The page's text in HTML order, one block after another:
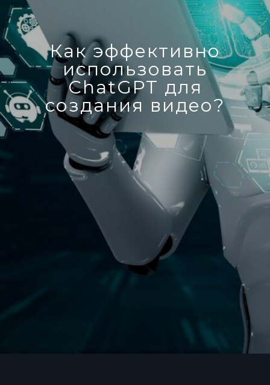
Как эффективно
использовать
ChatGPT для
создания видео?